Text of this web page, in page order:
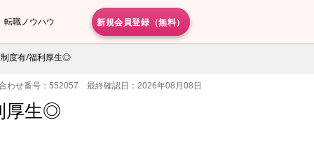
転職ノウハウ 新規会員登録（無料）
制度有/福利厚生◎
わせ番号：552057 最終確認日：2026年08月08日
厚生◎